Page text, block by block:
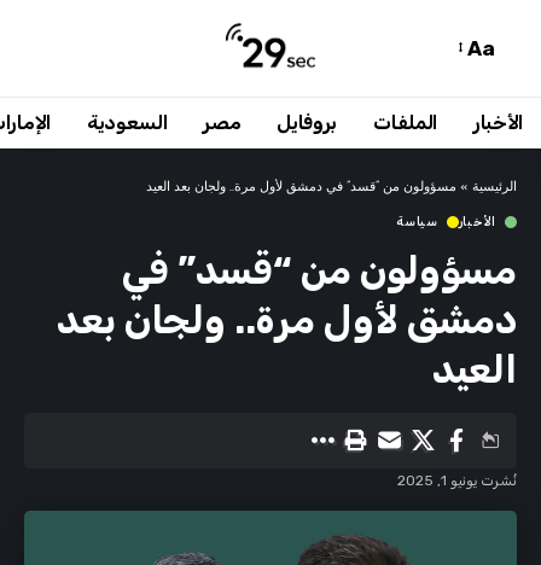
Aa
الأخبار الملفات بروفايل مصر السعودية
الرئيسية » مسؤولون من “قسد” في دمشق لأول مرة.. ولجان بعد العيد
الأخبار سياسة
مسؤولون من “قسد” في
دمشق لأول مرة.. ولجان بعد
العيد
نُشرت يونيو 1, 2025